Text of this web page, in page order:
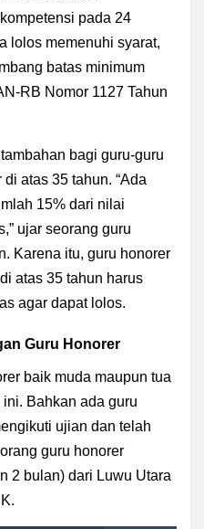
pada 24
lolos memenuhi syarat,
batas minimum
RB Nomor 1127 Tahun
bagi guru-guru
atas 35 tahun. “Ada
15% dari nilai
ujar seorang guru
Karena itu, guru honorer
atas 35 tahun harus
agar dapat lolos.
Guru Honorer
baik muda maupun tua
Bahkan ada guru
ujian dan telah
guru honorer
2 bulan) dari Luwu Utara